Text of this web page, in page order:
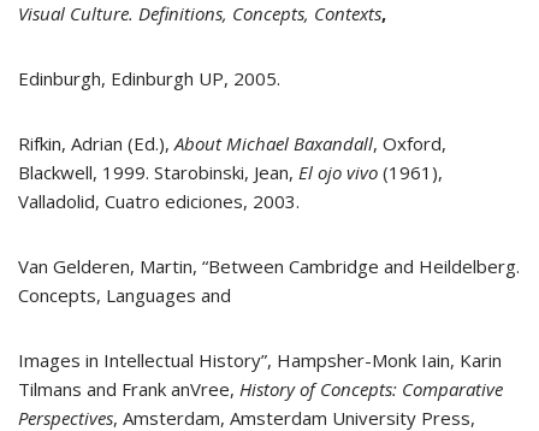
Visual Culture. Definitions, Concepts, Contexts,
Edinburgh, Edinburgh UP, 2005.
Rifkin, Adrian (Ed.),About Michael Baxandall, Oxford,
Blackwell, 1999. Starobinski, Jean, El ojo vivo (1961),
Valladolid, Cuatro ediciones, 2003.
Van Gelderen, Martin, “Between Cambridge and Heildelberg.
Concepts, Languages and
Images in Intellectual History”, Hampsher-Monk Iain, Karin
Tilmans and Frank anVree, History of Concepts: Comparative
Perspectives, Amsterdam, Amsterdam University Press,